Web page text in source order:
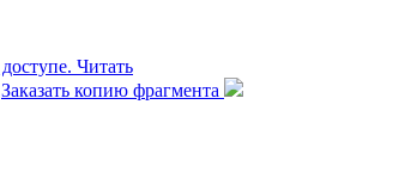
Читать
Заказать копию фрагмента